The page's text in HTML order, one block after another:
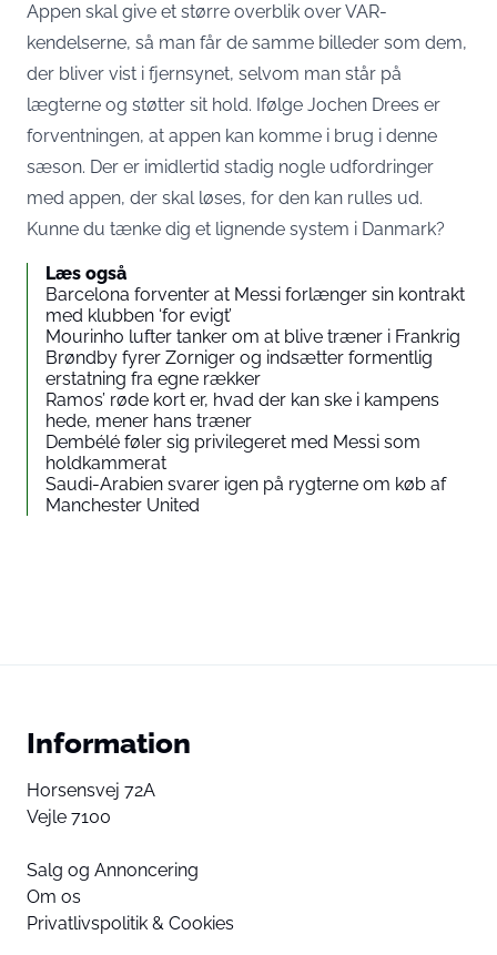
Appen skal give et større overblik over VAR-
kendelserne, så man får de samme billeder som dem,
der bliver vist i fjernsynet, selvom man står på
lægterne og støtter sit hold. Ifølge Jochen Drees er
forventningen, at appen kan komme i brug i denne
sæson. Der er imidlertid stadig nogle udfordringer
med appen, der skal løses, for den kan rulles ud.
Kunne du tænke dig et lignende system i Danmark?
Læs også
Barcelona forventer at Messi forlænger sin kontrakt
med klubben ‘for evigt’
Mourinho lufter tanker om at blive træner i Frankrig
Brøndby fyrer Zorniger og indsætter formentlig
erstatning fra egne rækker
Ramos’ røde kort er, hvad der kan ske i kampens
hede, mener hans træner
Dembélé føler sig privilegeret med Messi som
holdkammerat
Saudi-Arabien svarer igen på rygterne om køb af
Manchester United
Information
Horsensvej 72A
Vejle 7100
Salg og Annoncering
Om os
Privatlivspolitik & Cookies